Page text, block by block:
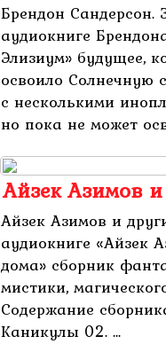
Брендон
аудиокниге
Элизиум» будущее,
освоило Солнечную
с несколькими
но пока не может
Айзек Азимов и
Айзек Азимов и
аудиокниге «Айзек
дома» сборник
мистики,
Содержание
Каникулы 02. ...